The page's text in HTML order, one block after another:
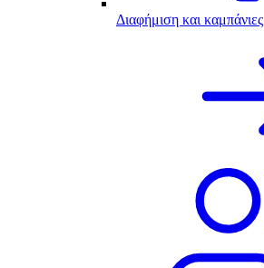
Διαφήμιση και καμπάνιες